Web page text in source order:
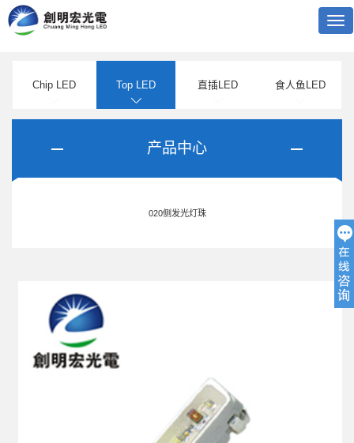
Chip LED Top LED 直插LED 食人鱼LED
产品中心
020侧发光灯珠